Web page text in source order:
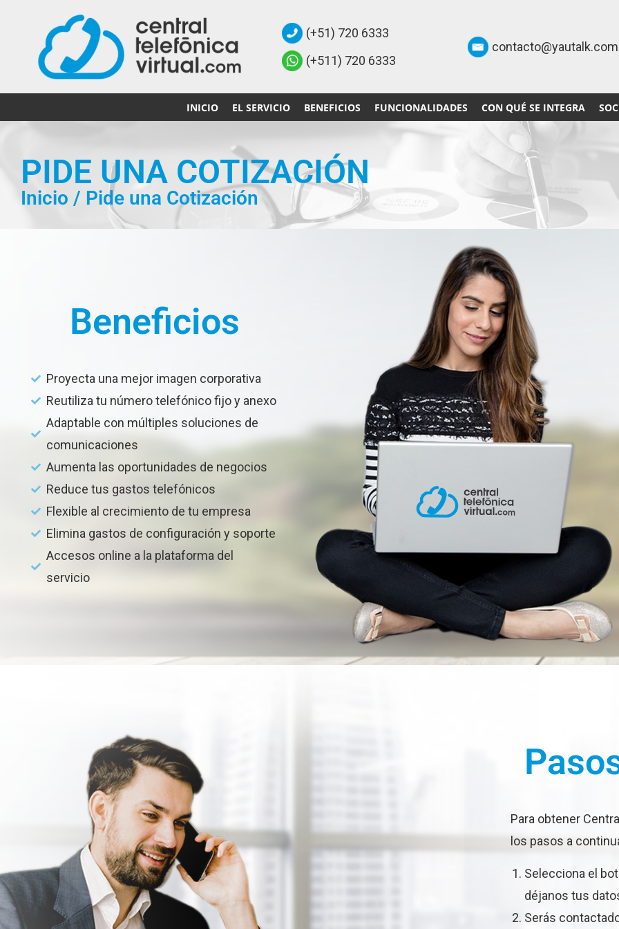
(+51) 720 6333
(+511) 720 6333
contacto@yautalk.com
INICIO EL SERVICIO BENEFICIOS FUNCIONALIDADES CON QUÉ SE INTEGRA
PIDE UNA COTIZACIÓN
Inicio / Pide una Cotización
Beneficios
Proyecta una mejor imagen corporativa
Reutiliza tu número telefónico fijo y anexo
Adaptable con múltiples soluciones de
comunicaciones
Aumenta las oportunidades de negocios
Reduce tus gastos telefónicos
Flexible al crecimiento de tu empresa
Elimina gastos de configuración y soporte
Accesos online a la plataforma del
servicio
Para obtener
los pasos a
Selecciona el
déjanos tus
Serás